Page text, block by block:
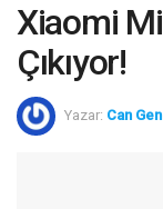
Xiaomi
Çıkıyor!
Yazar: Can